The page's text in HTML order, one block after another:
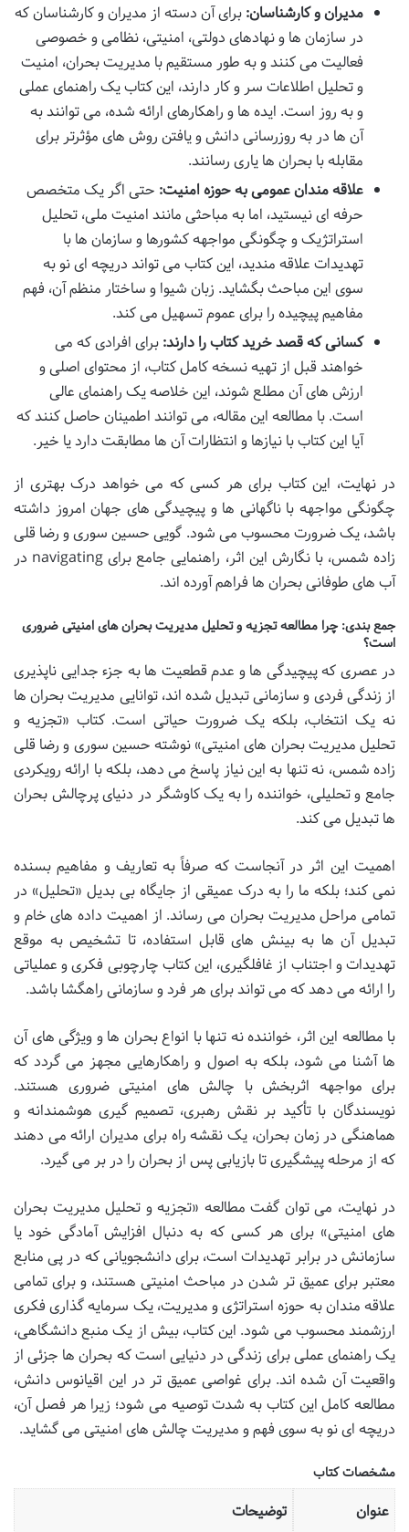
مدیران و کارشناسان: برای آن دسته از مدیران و کارشناسان که
در سازمان ها و نهادهای دولتی، امنیتی، نظامی و خصوصی
فعالیت می کنند و به طور مستقیم با مدیریت بحران، امنیت
و تحلیل اطلاعات سر و کار دارند، این کتاب یک راهنمای عملی
و به روز است. ایده ها و راهکارهای ارائه شده، می توانند به
آن ها در به روزرسانی دانش و یافتن روش های مؤثرتر برای
مقابله با بحران ها یاری رسانند.
علاقه مندان عمومی به حوزه امنیت: حتی اگر یک متخصص
حرفه ای نیستید، اما به مباحثی مانند امنیت ملی، تحلیل
استراتژیک و چگونگی مواجهه کشورها و سازمان ها با
تهدیدات علاقه مندید، این کتاب می تواند دریچه ای نو به
سوی این مباحث بگشاید. زبان شیوا و ساختار منظم آن، فهم
مفاهیم پیچیده را برای عموم تسهیل می کند.
کسانی که قصد خرید کتاب را دارند: برای افرادی که می
خواهند قبل از تهیه نسخه کامل کتاب، از محتوای اصلی و
ارزش های آن مطلع شوند، این خلاصه یک راهنمای عالی
است. با مطالعه این مقاله، می توانند اطمینان حاصل کنند که
آیا این کتاب با نیازها و انتظارات آن ها مطابقت دارد یا خیر.
در نهایت، این کتاب برای هر کسی که می خواهد درک بهتری از
چگونگی مواجهه با ناگهانی ها و پیچیدگی های جهان امروز داشته
باشد، یک ضرورت محسوب می شود. گویی حسین سوری و رضا قلی
زاده شمس، با نگارش این اثر، راهنمایی جامع برای navigating در
آب های طوفانی بحران ها فراهم آورده اند.
جمع بندی: چرا مطالعه تجزیه و تحلیل مدیریت بحران های امنیتی ضروری
است؟
در عصری که پیچیدگی ها و عدم قطعیت ها به جزء جدایی ناپذیری
از زندگی فردی و سازمانی تبدیل شده اند، توانایی مدیریت بحران ها
نه یک انتخاب، بلکه یک ضرورت حیاتی است. کتاب «تجزیه و
تحلیل مدیریت بحران های امنیتی» نوشته حسین سوری و رضا قلی
زاده شمس، نه تنها به این نیاز پاسخ می دهد، بلکه با ارائه رویکردی
جامع و تحلیلی، خواننده را به یک کاوشگر در دنیای پرچالش بحران
ها تبدیل می کند.
اهمیت این اثر در آنجاست که صرفاً به تعاریف و مفاهیم بسنده
نمی کند؛ بلکه ما را به درک عمیقی از جایگاه بی بدیل «تحلیل» در
تمامی مراحل مدیریت بحران می رساند. از اهمیت داده های خام و
تبدیل آن ها به بینش های قابل استفاده، تا تشخیص به موقع
تهدیدات و اجتناب از غافلگیری، این کتاب چارچوبی فکری و عملیاتی
را ارائه می دهد که می تواند برای هر فرد و سازمانی راهگشا باشد.
با مطالعه این اثر، خواننده نه تنها با انواع بحران ها و ویژگی های آن
ها آشنا می شود، بلکه به اصول و راهکارهایی مجهز می گردد که
برای مواجهه اثربخش با چالش های امنیتی ضروری هستند.
نویسندگان با تأکید بر نقش رهبری، تصمیم گیری هوشمندانه و
هماهنگی در زمان بحران، یک نقشه راه برای مدیران ارائه می دهند
که از مرحله پیشگیری تا بازیابی پس از بحران را در بر می گیرد.
در نهایت، می توان گفت مطالعه «تجزیه و تحلیل مدیریت بحران
های امنیتی» برای هر کسی که به دنبال افزایش آمادگی خود یا
سازمانش در برابر تهدیدات است، برای دانشجویانی که در پی منابع
معتبر برای عمیق تر شدن در مباحث امنیتی هستند، و برای تمامی
علاقه مندان به حوزه استراتژی و مدیریت، یک سرمایه گذاری فکری
ارزشمند محسوب می شود. این کتاب، بیش از یک منبع دانشگاهی،
یک راهنمای عملی برای زندگی در دنیایی است که بحران ها جزئی از
واقعیت آن شده اند. برای غواصی عمیق تر در این اقیانوس دانش،
مطالعه کامل این کتاب به شدت توصیه می شود؛ زیرا هر فصل آن،
دریچه ای نو به سوی فهم و مدیریت چالش های امنیتی می گشاید.
مشخصات کتاب
عنوان
توضیحات